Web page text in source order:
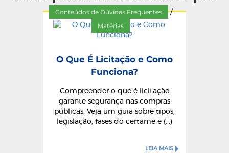
Conteúdos de Dúvidas Frequentes /
Matérias
O Que É Licitação e Como
Funciona?
Compreender o que é licitação
garante segurança nas compras
públicas. Veja um guia sobre tipos,
legislação, fases do certame e (...)
LEIA MAIS